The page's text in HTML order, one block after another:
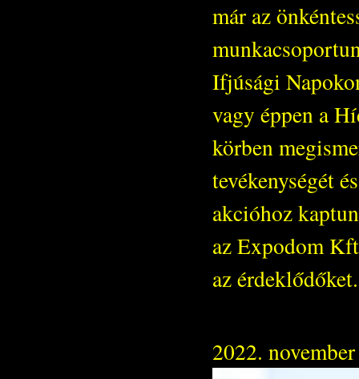
már az
Ifjúsági
vagy éppen a
körben
tevékenységét
akcióhoz
az Expodom
az érdeklődőket.
2022.